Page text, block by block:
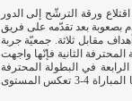
ورقة الترشّح إلى الدور
بصعوبة بعد تقدّمه على فريق
مقابل ثلاثة. جمعيّة جربة
الثانية فإنّها واجهت
في البطولة المحترفة
الأولى، ولعلّ النتيجة التي انتهت عليها المباراة 4-3 تعكس المستوى